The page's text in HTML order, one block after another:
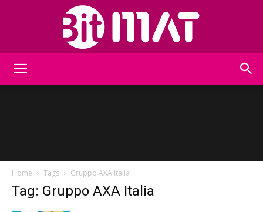
Home Tags Gruppo AXA Italia
Tag: Gruppo AXA Italia